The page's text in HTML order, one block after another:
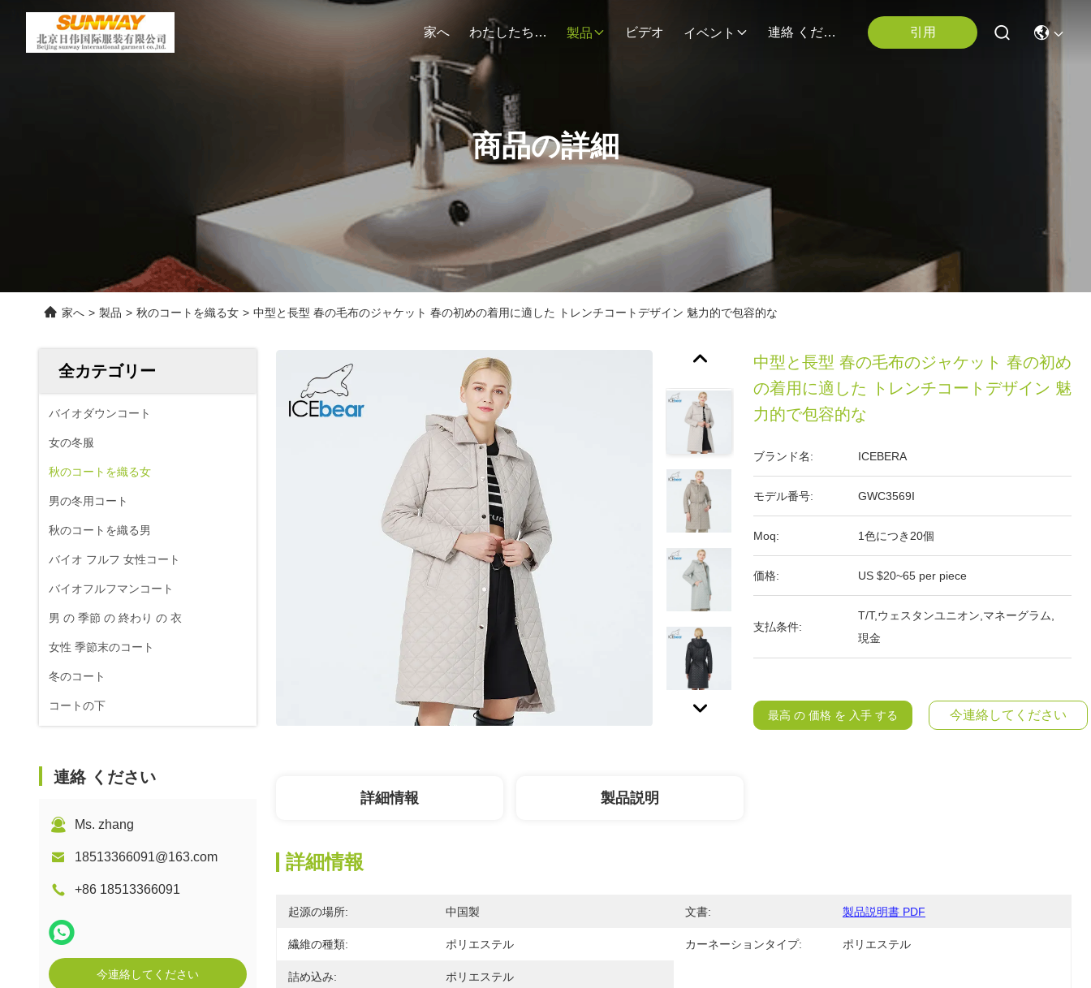
家へ わたしたち に つい て 製品 ビデオ イベント 連絡 ください 引用
商品の詳細
家へ > 製品 > 秋のコートを織る女 > 中型と長型 春の毛布のジャケット 春の初めの着用に適した トレンチコートデザイン 魅力的で包容的な
全カテゴリー
バイオダウンコート
女の冬服
秋のコートを織る女
男の冬用コート
秋のコートを織る男
バイオ フルフ 女性コート
バイオフルフマンコート
男 の 季節 の 終わり の 衣
女性 季節末のコート
冬のコート
コートの下
連絡 ください
Ms. zhang
18513366091@163.com
+86 18513366091
今連絡してください
中型と長型 春の毛布のジャケット 春の初め
の着用に適した トレンチコートデザイン 魅
力的で包容的な
ブランド名: ICEBERA
モデル番号: GWC3569I
Moq: 1色につき20個
価格: US $20~65 per piece
支払条件:
T/T,ウェスタンユニオン,マネーグラム,
現金
最高 の 価格 を 入手 する 今連絡してください
詳細情報 製品説明
詳細情報
起源の場所: 中国製 文書: 製品説明書 PDF
繊維の種類: ポリエステル カーネーションタイプ: ポリエステル
詰め込み: ポリエステル